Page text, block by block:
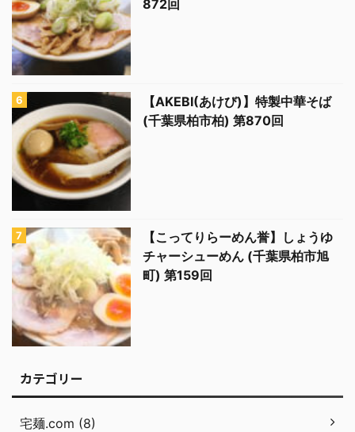
872回
【AKEBI(あけび)】特製中華そば
(千葉県柏市柏) 第870回
【こってりらーめん誉】しょうゆ
チャーシューめん (千葉県柏市旭
町) 第159回
カテゴリー
宅麺.com (8)